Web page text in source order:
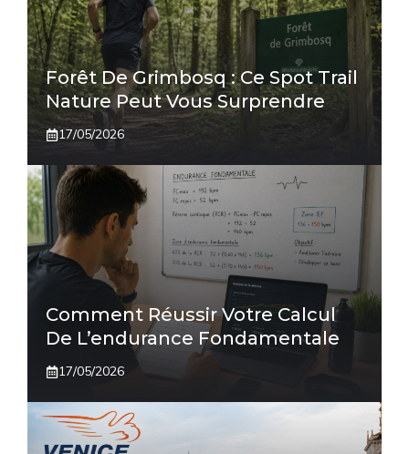
Forêt De Grimbosq : Ce Spot Trail
Nature Peut Vous Surprendre
17/05/2026
Comment Réussir Votre Calcul
De L’endurance Fondamentale
17/05/2026